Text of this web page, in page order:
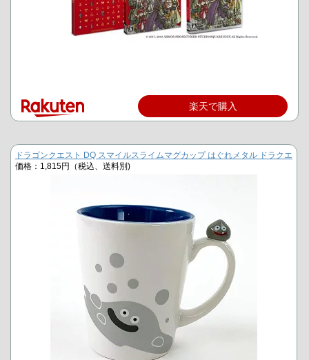
楽天で購入
ドラゴンクエスト DQ スマイルスライムマグカップ はぐれメタル ドラクエ
価格：1,815円（税込、送料別)